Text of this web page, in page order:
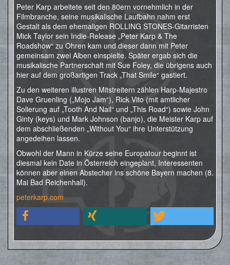
Peter Karp arbeitete seit den 80ern vornehmlich in der
Filmbranche, seine musikalische Laufbahn nahm erst
Gestalt als dem ehemaligen ROLLING STONES-Gitarristen
Mick Taylor sein Indie-Release „Peter Karp & The
Roadshow“ zu Ohren kam und dieser dann mit Peter
gemeinsam zwei Alben einspielte. Später ergab sich die
musikalische Partnerschaft mit Sue Foley, die übrigens auch
hier auf dem großartigen Track „That Smile“ gastiert.
Zu den weiteren illustren Mitstreitern zählen Harp-Majestro
Dave Gruenling („Mojo Jam“), Rick Vito (mit amtlicher
Solierung auf „Tooth And Nail“ und „This Road“) sowie John
Ginty (keys) und Mark Johnson (banjo), die Meister Karp auf
dem abschließenden „Without You“ ihre Unterstützung
angedeihen lassen.
Obwohl der Mann in Kürze seine Europatour beginnt ist
diesmal kein Date in Österreich eingeplant, Interessenten
können aber einen Abstecher ins schöne Bayern machen (8.
Mai Bad Reichenhall).
peterkarp.com